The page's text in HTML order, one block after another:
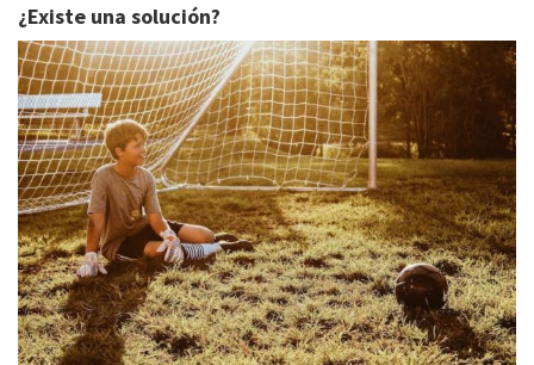
¿Existe una solución?